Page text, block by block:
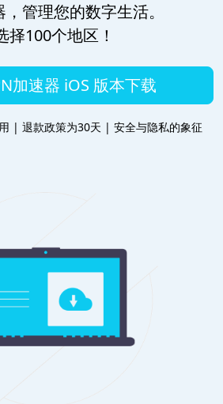
管理您的数字生活。
择100个地区！
加速器 iOS 版本下载
| 退款政策为30天 | 安全与隐私的象征